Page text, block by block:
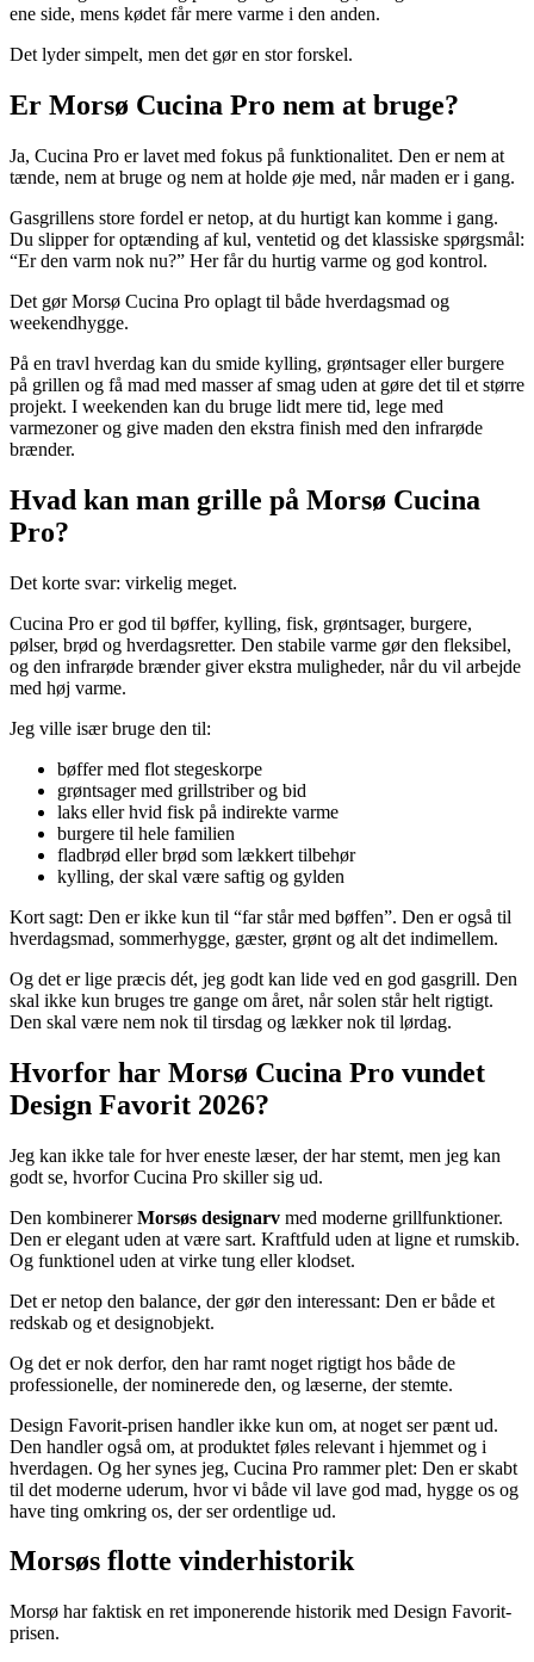
ene side, mens kødet får mere varme i den anden.
Det lyder simpelt, men det gør en stor forskel.
Er Morsø Cucina Pro nem at bruge?
Ja, Cucina Pro er lavet med fokus på funktionalitet. Den er nem at
tænde, nem at bruge og nem at holde øje med, når maden er i gang.
Gasgrillens store fordel er netop, at du hurtigt kan komme i gang.
Du slipper for optænding af kul, ventetid og det klassiske spørgsmål:
“Er den varm nok nu?” Her får du hurtig varme og god kontrol.
Det gør Morsø Cucina Pro oplagt til både hverdagsmad og
weekendhygge.
På en travl hverdag kan du smide kylling, grøntsager eller burgere
på grillen og få mad med masser af smag uden at gøre det til et større
projekt. I weekenden kan du bruge lidt mere tid, lege med
varmezoner og give maden den ekstra finish med den infrarøde
brænder.
Hvad kan man grille på Morsø Cucina
Pro?
Det korte svar: virkelig meget.
Cucina Pro er god til bøffer, kylling, fisk, grøntsager, burgere,
pølser, brød og hverdagsretter. Den stabile varme gør den fleksibel,
og den infrarøde brænder giver ekstra muligheder, når du vil arbejde
med høj varme.
Jeg ville især bruge den til:
bøffer med flot stegeskorpe
grøntsager med grillstriber og bid
laks eller hvid fisk på indirekte varme
burgere til hele familien
fladbrød eller brød som lækkert tilbehør
kylling, der skal være saftig og gylden
Kort sagt: Den er ikke kun til “far står med bøffen”. Den er også til
hverdagsmad, sommerhygge, gæster, grønt og alt det indimellem.
Og det er lige præcis dét, jeg godt kan lide ved en god gasgrill. Den
skal ikke kun bruges tre gange om året, når solen står helt rigtigt.
Den skal være nem nok til tirsdag og lækker nok til lørdag.
Hvorfor har Morsø Cucina Pro vundet
Design Favorit 2026?
Jeg kan ikke tale for hver eneste læser, der har stemt, men jeg kan
godt se, hvorfor Cucina Pro skiller sig ud.
Den kombinererMorsøs designarv med moderne grillfunktioner.
Den er elegant uden at være sart. Kraftfuld uden at ligne et rumskib.
Og funktionel uden at virke tung eller klodset.
Det er netop den balance, der gør den interessant: Den er både et
redskab og et designobjekt.
Og det er nok derfor, den har ramt noget rigtigt hos både de
professionelle, der nominerede den, og læserne, der stemte.
Design Favorit-prisen handler ikke kun om, at noget ser pænt ud.
Den handler også om, at produktet føles relevant i hjemmet og i
hverdagen. Og her synes jeg, Cucina Pro rammer plet: Den er skabt
til det moderne uderum, hvor vi både vil lave god mad, hygge os og
have ting omkring os, der ser ordentlige ud.
Morsøs flotte vinderhistorik
Morsø har faktisk en ret imponerende historik med Design Favorit-
prisen.